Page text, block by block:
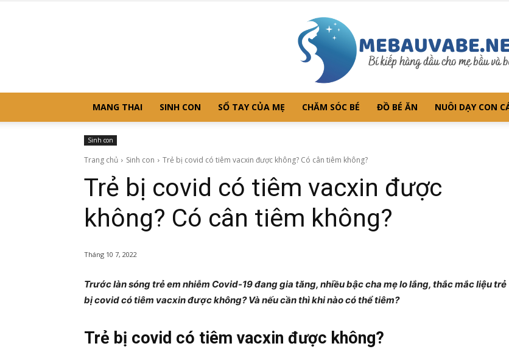
Chia
MANG THAI SINH CON SỔ TAY CỦA MẸ CHĂM SÓC BÉ ĐỒ BÉ ĂN NUÔI DẠY CON
Sinh con
Trang chủ Sinh con Trẻ bị covid có tiêm vacxin được không? Có cân tiêm không?
Trẻ bị covid có tiêm vacxin được
không? Có cân tiêm không?
Tháng 10 7, 2022
Trước làn sóng trẻ em nhiễm Covid-19 đang gia tăng, nhiều bậc cha mẹ lo lắng, thắc mắc liệu trẻ
bị covid có tiêm vacxin được không? Và nếu cần thì khi nào có thể tiêm?
Trẻ bị covid có tiêm vacxin được không?